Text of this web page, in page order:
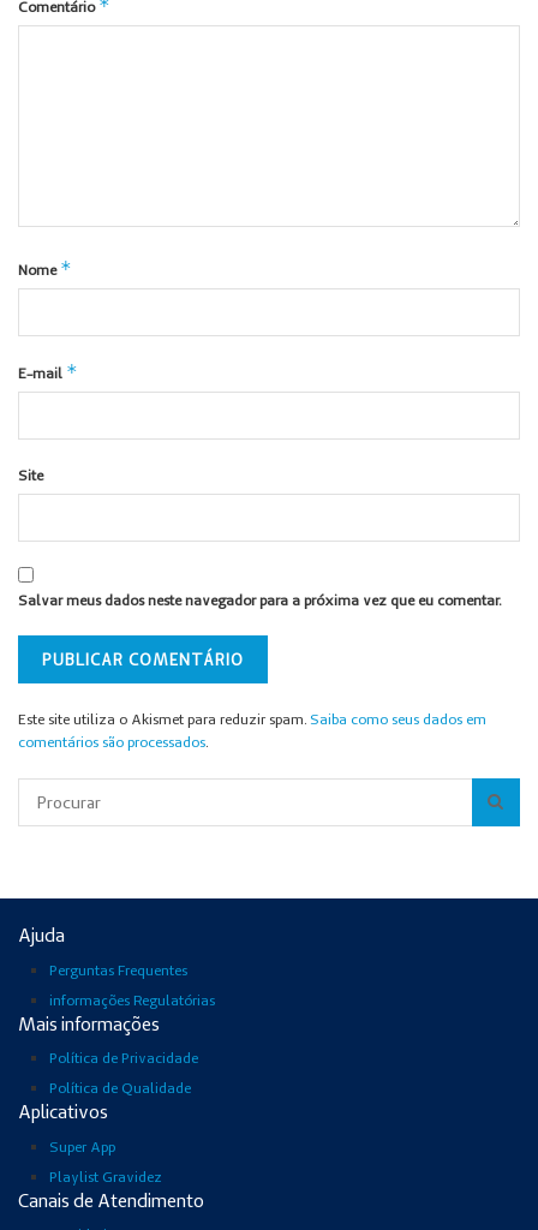
Comentário *
Nome *
E-mail *
Site
Salvar meus dados neste navegador para a próxima vez que eu comentar.
Este site utiliza o Akismet para reduzir spam. Saiba como seus dados em
comentários são processados.
Ajuda
Perguntas Frequentes
informações Regulatórias
Mais informações
Política de Privacidade
Política de Qualidade
Aplicativos
Super App
Playlist Gravidez
Canais de Atendimento